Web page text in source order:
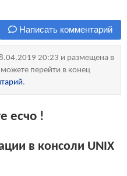
Написать комментарий
20:23 и размещена в
перейти в конец
.
есчо !
в консоли UNIX